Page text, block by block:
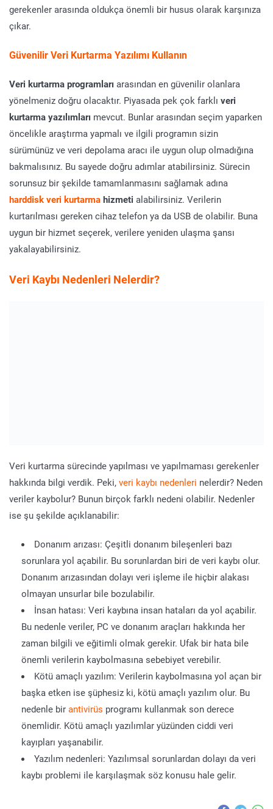
gerekenler arasında oldukça önemli bir husus olarak karşınıza
çıkar.
GüvenilirVeri Kurtarma Yazılımı Kullanın
Veri kurtarma programları arasından en güvenilir olanlara
yönelmeniz doğru olacaktır. Piyasada pek çok farklı veri
kurtarma yazılımları mevcut. Bunlar arasından seçim yaparken
öncelikle araştırma yapmalı ve ilgili programın sizin
sürümünüz ve veri depolama aracı ile uygun olup olmadığına
bakmalısınız. Bu sayede doğru adımlar atabilirsiniz. Sürecin
sorunsuz bir şekilde tamamlanmasını sağlamak adına
harddisk veri kurtarma hizmeti alabilirsiniz. Verilerin
kurtarılması gereken cihaz telefon ya da USB de olabilir. Buna
uygun bir hizmet seçerek, verilere yeniden ulaşma şansı
yakalayabilirsiniz.
Veri Kaybı Nedenleri Nelerdir?
Veri kurtarma sürecinde yapılması ve yapılmaması gerekenler
hakkında bilgi verdik. Peki, veri kaybı nedenleri nelerdir? Neden
veriler kaybolur? Bunun birçok farklı nedeni olabilir. Nedenler
ise şu şekilde açıklanabilir:
Donanım arızası: Çeşitli donanım bileşenleri bazı
sorunlara yol açabilir. Bu sorunlardan biri de veri kaybı olur.
Donanım arızasından dolayı veri işleme ile hiçbir alakası
olmayan unsurlar bile bozulabilir.
İnsan hatası: Veri kaybına insan hataları da yol açabilir.
Bu nedenle veriler, PC ve donanım araçları hakkında her
zaman bilgili ve eğitimli olmak gerekir. Ufak bir hata bile
önemli verilerin kaybolmasına sebebiyet verebilir.
Kötü amaçlı yazılım: Verilerin kaybolmasına yol açan bir
başka etken ise şüphesiz ki, kötü amaçlı yazılım olur. Bu
nedenle bir antivirüs programı kullanmak son derece
önemlidir. Kötü amaçlı yazılımlar yüzünden ciddi veri
kayıpları yaşanabilir.
Yazılım nedenleri: Yazılımsal sorunlardan dolayı da veri
kaybı problemi ile karşılaşmak söz konusu hale gelir.